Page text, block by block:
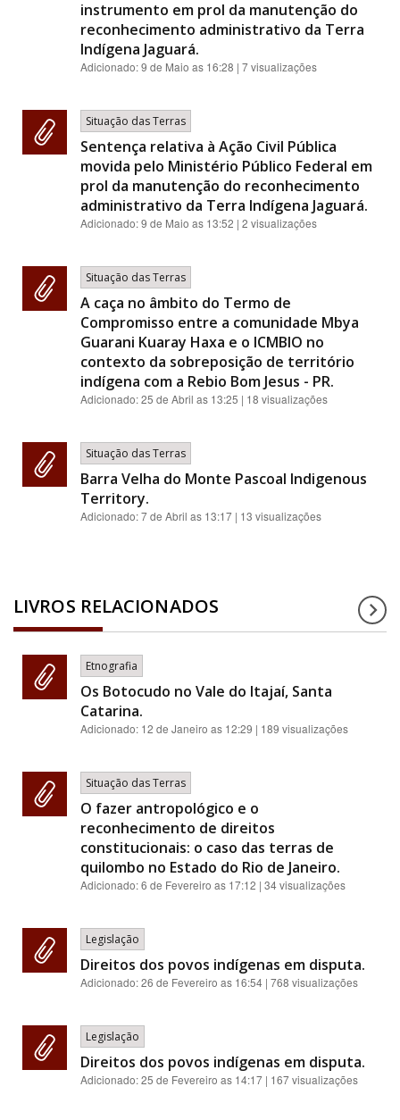
instrumento em prol da manutenção do
reconhecimento administrativo da Terra
Indígena Jaguará.
Adicionado:9 de Maio as 16:28 | 7 visualizações
Situação das Terras
Sentença relativa à Ação Civil Pública
movida pelo Ministério Público Federal em
prol da manutenção do reconhecimento
administrativo da Terra Indígena Jaguará.
Adicionado:9 de Maio as 13:52 | 2 visualizações
Situação das Terras
A caça no âmbito do Termo de
Compromisso entre a comunidade Mbya
Guarani Kuaray Haxa e o ICMBIO no
contexto da sobreposição de território
indígena com a Rebio Bom Jesus - PR.
Adicionado:25 de Abril as 13:25 | 18 visualizações
Situação das Terras
Barra Velha do Monte Pascoal Indigenous
Territory.
Adicionado:7 de Abril as 13:17 | 13 visualizações
LIVROS RELACIONADOS
Etnografia
Os Botocudo no Vale do Itajaí, Santa
Catarina.
Adicionado: 12 de Janeiro as 12:29 | 189 visualizações
Situação das Terras
O fazer antropológico e o
reconhecimento de direitos
constitucionais: o caso das terras de
quilombo no Estado do Rio de Janeiro.
Adicionado:6 de Fevereiro as 17:12 | 34 visualizações
Legislação
Direitos dos povos indígenas em disputa.
Adicionado:26 de Fevereiro as 16:54 | 768 visualizações
Legislação
Direitos dos povos indígenas em disputa.
Adicionado:25 de Fevereiro as 14:17 | 167 visualizações